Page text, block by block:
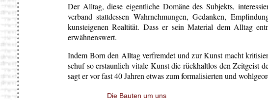
Der Alltag, diese eigentliche Domäne des Subjekts,
verband stattdessen Wahrnehmungen, Gedanken,
kunsteigenen Realtität. Dass er sein Material dem Alltag
erwähnenswert.
Indem Born den Alltag verfremdet und zur Kunst macht
schuf so erstaunlich vitale Kunst die rückhaltlos den Zeitgeist
sagt er vor fast 40 Jahren etwas zum formalisierten und
Die Bauten um uns